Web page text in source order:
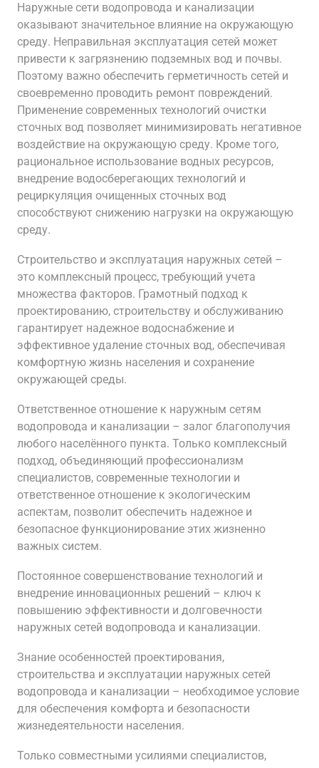
Наружные сети водопровода и канализации
оказывают значительное влияние на окружающую
среду. Неправильная эксплуатация сетей может
привести к загрязнению подземных вод и почвы.
Поэтому важно обеспечить герметичность сетей и
своевременно проводить ремонт повреждений.
Применение современных технологий очистки
сточных вод позволяет минимизировать негативное
воздействие на окружающую среду. Кроме того,
рациональное использование водных ресурсов,
внедрение водосберегающих технологий и
рециркуляция очищенных сточных вод
способствуют снижению нагрузки на окружающую
среду.
Строительство и эксплуатация наружных сетей –
это комплексный процесс, требующий учета
множества факторов. Грамотный подход к
проектированию, строительству и обслуживанию
гарантирует надежное водоснабжение и
эффективное удаление сточных вод, обеспечивая
комфортную жизнь населения и сохранение
окружающей среды.
Ответственное отношение к наружным сетям
водопровода и канализации – залог благополучия
любого населённого пункта. Только комплексный
подход, объединяющий профессионализм
специалистов, современные технологии и
ответственное отношение к экологическим
аспектам, позволит обеспечить надежное и
безопасное функционирование этих жизненно
важных систем.
Постоянное совершенствование технологий и
внедрение инновационных решений – ключ к
повышению эффективности и долговечности
наружных сетей водопровода и канализации.
Знание особенностей проектирования,
строительства и эксплуатации наружных сетей
водопровода и канализации – необходимое условие
для обеспечения комфорта и безопасности
жизнедеятельности населения.
Только совместными усилиями специалистов,